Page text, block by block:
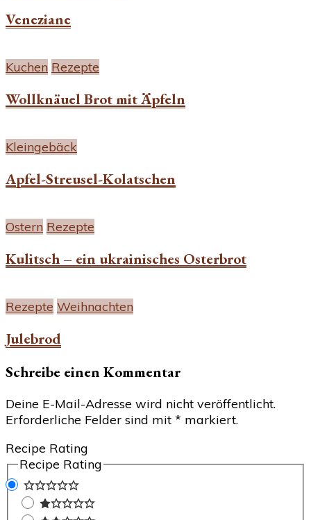
Veneziane
Kuchen Rezepte
Wollknäuel Brot mit Äpfeln
Kleingebäck
Apfel-Streusel-Kolatschen
Ostern Rezepte
Kulitsch – ein ukrainisches Osterbrot
Rezepte Weihnachten
Julebrod
Schreibe einen Kommentar
Deine E-Mail-Adresse wird nicht veröffentlicht.
Erforderliche Felder sind mit * markiert.
Recipe Rating
Recipe Rating